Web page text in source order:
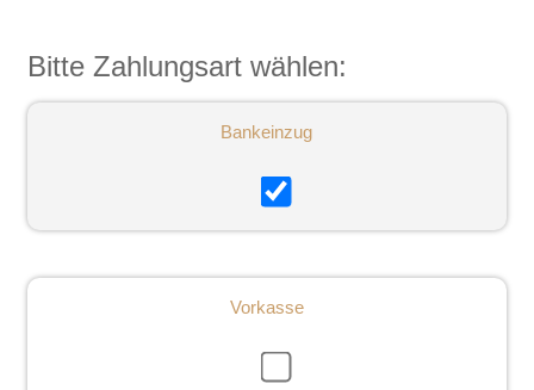
Bitte Zahlungsart wählen:
Bankeinzug
Vorkasse